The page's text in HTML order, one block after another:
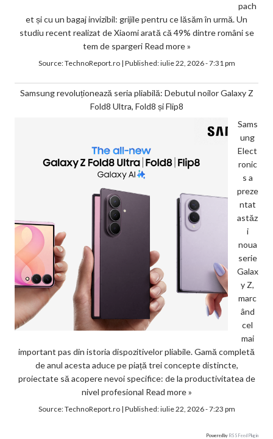
pach
et și cu un bagaj invizibil: grijile pentru ce lăsăm în urmă. Un
studiu recent realizat de Xiaomi arată că 49% dintre români se
tem de spargeri Read more »
Source:TechnoReport.ro| Published:iulie 22, 2026 - 7:31 pm
Samsung revoluționează seria pliabilă: Debutul noilor Galaxy Z
Fold8 Ultra, Fold8 și Flip8
Sams
ung
Elect
ronic
s a
preze
ntat
astăz
i
noua
serie
Galax
y Z,
marc
ând
cel
mai
important pas din istoria dispozitivelor pliabile. Gamă completă
de anul acesta aduce pe piață trei concepte distincte,
proiectate să acopere nevoi specifice: de la productivitatea de
nivel profesional Read more »
Source:TechnoReport.ro| Published:iulie 22, 2026 - 7:23 pm
Powered by RSS Feed Plugin